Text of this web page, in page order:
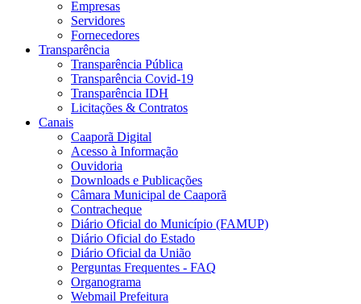
Empresas
Servidores
Fornecedores
Transparência
Transparência Pública
Transparência Covid-19
Transparência IDH
Licitações & Contratos
Canais
Caaporã Digital
Acesso à Informação
Ouvidoria
Downloads e Publicações
Câmara Municipal de Caaporã
Contracheque
Diário Oficial do Município (FAMUP)
Diário Oficial do Estado
Diário Oficial da União
Perguntas Frequentes - FAQ
Organograma
Webmail Prefeitura